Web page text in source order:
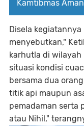
Kamtibmas
Disela
menyebutkan,"
karhutla di wilayah
situasi kondisi
bersama dua
titik api maupun
pemadaman serta
atau Nihil,"